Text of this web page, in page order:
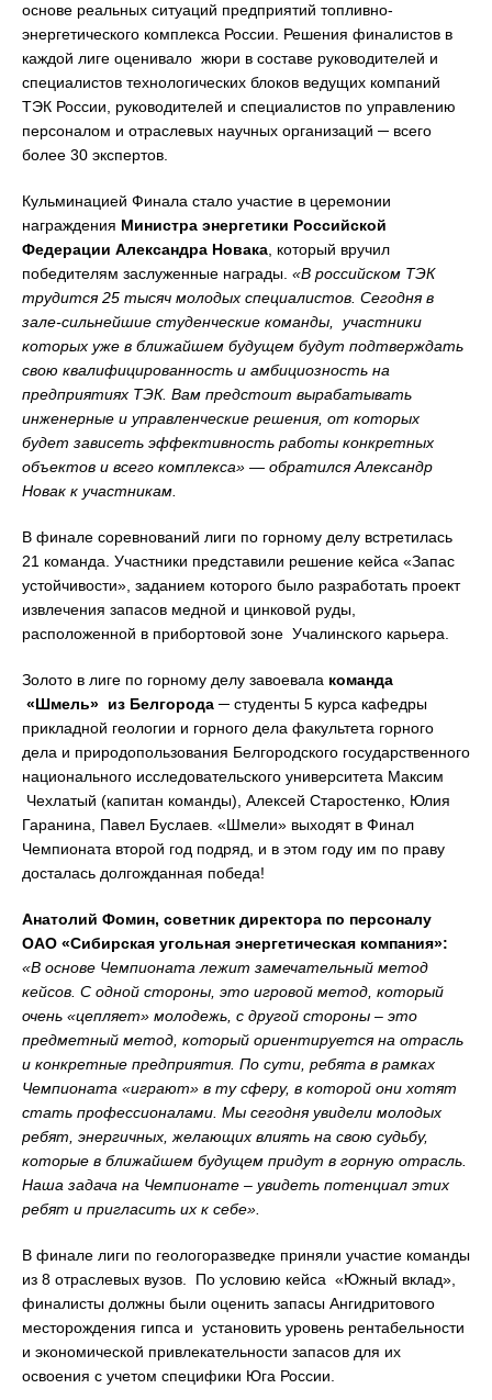
основе реальных ситуаций предприятий топливно-
энергетического комплекса России. Решения финалистов в
каждой лиге оценивало жюри в составе руководителей и
специалистов технологических блоков ведущих компаний
ТЭК России, руководителей и специалистов по управлению
персоналом и отраслевых научных организаций ─ всего
более 30 экспертов.
Кульминацией Финала стало участие в церемонии
награждения Министра энергетики Российской
Федерации Александра Новака , который вручил
победителям заслуженные награды. «В российском ТЭК
трудится 25 тысяч молодых специалистов. Сегодня в
зале-сильнейшие студенческие команды, участники
которых уже в ближайшем будущем будут подтверждать
свою квалифицированность и амбициозность на
предприятиях ТЭК. Вам предстоит вырабатывать
инженерные и управленческие решения, от которых
будет зависеть эффективность работы конкретных
объектов и всего комплекса» — обратился Александр
Новак к участникам.
В финале соревнований лиги по горному делу встретилась
21 команда. Участники представили решение кейса «Запас
устойчивости», заданием которого было разработать проект
извлечения запасов медной и цинковой руды,
расположенной в прибортовой зоне Учалинского карьера.
Золото в лиге по горному делу завоевала команда
«Шмель» из Белгорода ─ студенты 5 курса кафедры
прикладной геологии и горного дела факультета горного
дела и природопользования Белгородского государственного
национального исследовательского университета Максим
Чехлатый (капитан команды), Алексей Старостенко, Юлия
Гаранина, Павел Буслаев. «Шмели» выходят в Финал
Чемпионата второй год подряд, и в этом году им по праву
досталась долгожданная победа!
Анатолий Фомин, советник директора по персоналу
ОАО «Сибирская угольная энергетическая компания»:
«В основе Чемпионата лежит замечательный метод
кейсов. С одной стороны, это игровой метод, который
очень «цепляет» молодежь, с другой стороны – это
предметный метод, который ориентируется на отрасль
и конкретные предприятия. По сути, ребята в рамках
Чемпионата «играют» в ту сферу, в которой они хотят
стать профессионалами. Мы сегодня увидели молодых
ребят, энергичных, желающих влиять на свою судьбу,
которые в ближайшем будущем придут в горную отрасль.
Наша задача на Чемпионате – увидеть потенциал этих
ребят и пригласить их к себе».
В финале лиги по геологоразведке приняли участие команды
из 8 отраслевых вузов. По условию кейса «Южный вклад»,
финалисты должны были оценить запасы Ангидритового
месторождения гипса и установить уровень рентабельности
и экономической привлекательности запасов для их
освоения с учетом специфики Юга России.